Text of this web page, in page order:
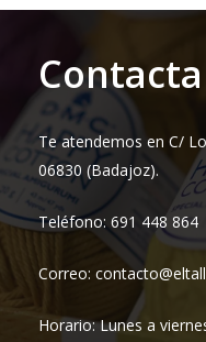
Te atendemos en C/
06830 (Badajoz).
Teléfono: 691 448 864
Correo:
Horario: Lunes a